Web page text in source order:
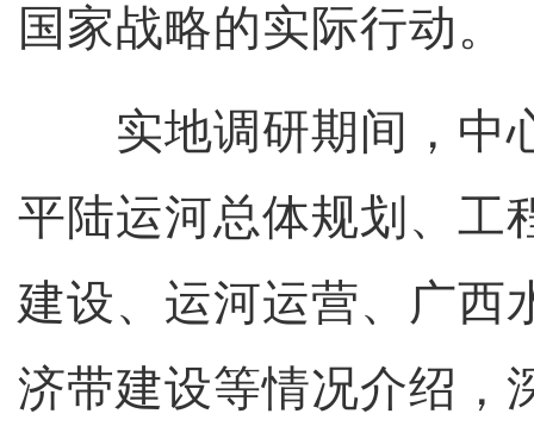
国家战略的实际行动。
实地调研期间，中
平陆运河总体规划、工
建设、运河运营、广西
济带建设等情况介绍，